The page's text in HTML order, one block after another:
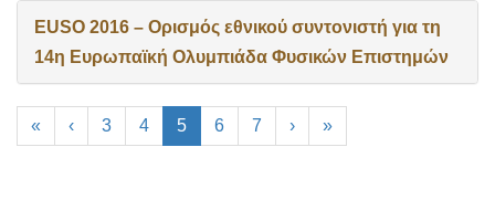
EUSO 2016 – Ορισμός εθνικού συντονιστή για τη
14η Ευρωπαϊκή Ολυμπιάδα Φυσικών Επιστημών
« ‹ 3 4 5 6 7 › »